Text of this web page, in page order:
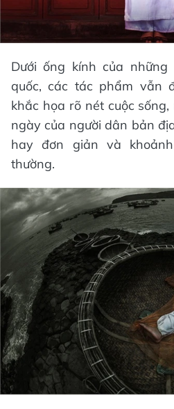
Dưới ống kính của
quốc, các tác phẩm vẫn
khắc họa rõ nét cuộc
ngày của người dân bản
hay đơn giản và
thường.